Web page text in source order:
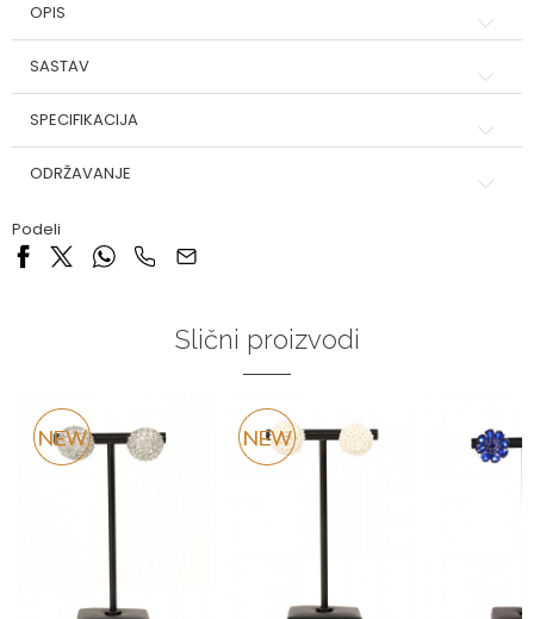
OPIS
SASTAV
SPECIFIKACIJA
ODRŽAVANJE
Podeli
Slični proizvodi